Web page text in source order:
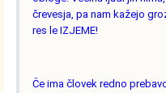
črevesja, pa nam kažejo
res le IZJEME!
Če ima človek redno